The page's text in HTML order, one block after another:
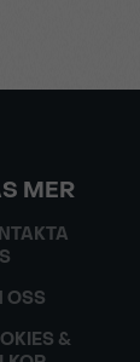
MER
OSS
&